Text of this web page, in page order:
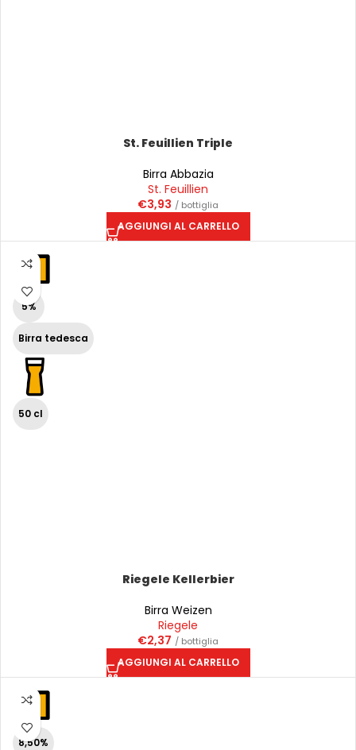
St. Feuillien Triple
Birra Abbazia
St. Feuillien
€3,93 / bottiglia
AGGIUNGI AL CARRELLO
5%
Birra tedesca
50 cl
Riegele Kellerbier
Birra Weizen
Riegele
€2,37 / bottiglia
AGGIUNGI AL CARRELLO
8,50%